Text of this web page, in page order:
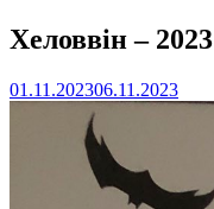
Хеловвін – 2023
01.11.202306.11.2023